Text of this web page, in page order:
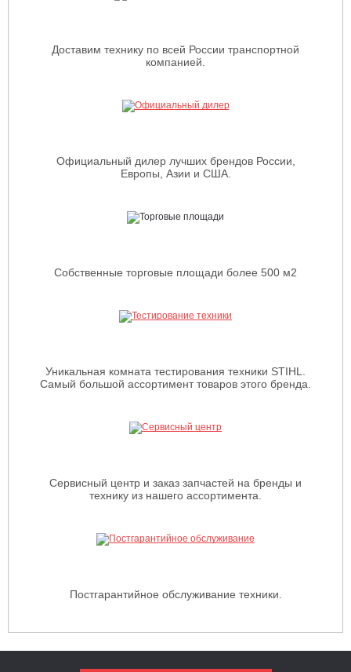
Доставим технику по всей России транспортной
компанией.
Официальный дилер лучших брендов России,
Европы, Азии и США.
Собственные торговые площади более 500 м2
Уникальная комната тестирования техники STIHL.
Самый большой ассортимент товаров этого бренда.
Сервисный центр и заказ запчастей на бренды и
технику из нашего ассортимента.
Постгарантийное обслуживание техники.